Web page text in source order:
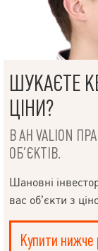
ШУКАЄТЕ
ЦІНИ?
В АН VALION
ОБ’ЄКТІВ.
Шановні
вас об’єкти з
Купити нижче